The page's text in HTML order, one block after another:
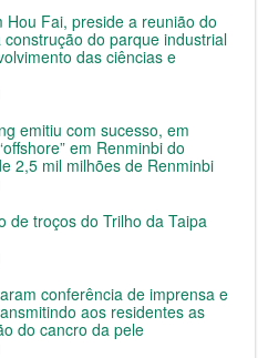
Hou Fai, preside a reunião do
do parque industrial
das ciências e
emitiu com sucesso, em
em Renminbi do
2,5 mil milhões de Renminbi
de troços do Trilho da Taipa
conferência de imprensa e
aos residentes as
do cancro da pele